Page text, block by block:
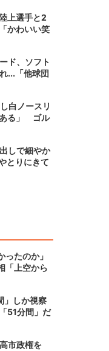
上選手と2
かわいい笑
ド、ソフト
...「他球団
白ノースリ
ある」 ゴル
しで細やか
とりにきて
たのか」
「上空から
」しか視察
51分間」だ
市政権を